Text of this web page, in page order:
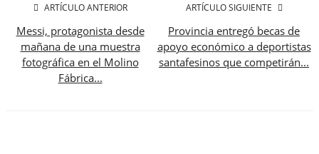
ARTÍCULO ANTERIOR
Messi, protagonista desde
mañana de una muestra
fotográfica en el Molino
Fábrica...
ARTÍCULO SIGUIENTE
Provincia entregó becas de
apoyo económico a deportistas
santafesinos que competirán...